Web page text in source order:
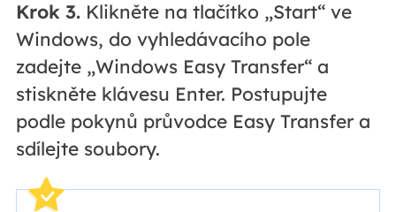
Krok 3.Klikněte na tlačítko „Start“ ve
Windows, do vyhledávacího pole
zadejte „Windows Easy Transfer“ a
stiskněte klávesu Enter. Postupujte
podle pokynů průvodce Easy Transfer a
sdílejte soubory.